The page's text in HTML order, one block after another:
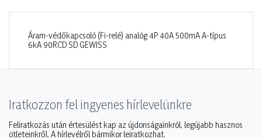
Áram-védőkapcsoló (Fi-relé) analóg 4P 40A 500mA A-típus
6kA 90RCD SD GEWISS
Iratkozzon fel ingyenes hírlevelünkre
Feliratkozás után értesülést kap az újdonságainkról, legújabb hasznos
ötleteinkről. A hírlevélről bármikor leiratkozhat.